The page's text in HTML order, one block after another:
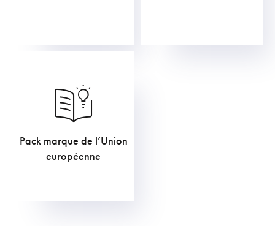
Pack marque de l’Union
européenne
919,60 €